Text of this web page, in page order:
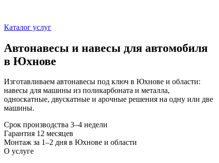
Каталог услуг
Автонавесы и навесы для автомобиля
в Юхнове
Изготавливаем автонавесы под ключ в Юхнове и области:
навесы для машины из поликарбоната и металла,
односкатные, двускатные и арочные решения на одну или две
машины.
Срок производства 3–4 недели
Гарантия 12 месяцев
Монтаж за 1–2 дня в Юхнове и области
О услуге